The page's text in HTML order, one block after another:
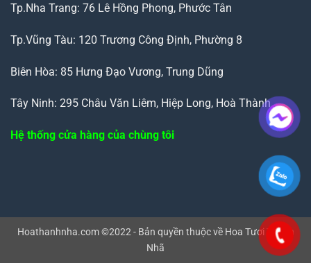
Tp.Nha Trang: 76 Lê Hồng Phong, Phước Tân
Tp.Vũng Tàu: 120 Trương Công Định, Phường 8
Biên Hòa: 85 Hưng Đạo Vương, Trung Dũng
Tây Ninh: 295 Châu Văn Liêm, Hiệp Long, Hoà Thành
Hệ thống cửa hàng của chùng tôi
Hoathanhnha.com ©2022 - Bản quyền thuộc về Hoa Tươi Thanh
Nhã